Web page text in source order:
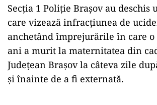
Secţia 1 Poliţie Braşov au deschis
care vizează infracţiunea de
anchetând împrejurările în care o
ani a murit la maternitatea din
Judeţean Braşov la câteva zile
şi înainte de a fi externată.